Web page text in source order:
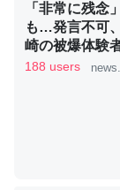
類は苦労して
ジになったり
─ニュース :: 【
いのか」に関する
「非常に残念
も…発言不可
崎の被爆体験
NEWSjp
188 users